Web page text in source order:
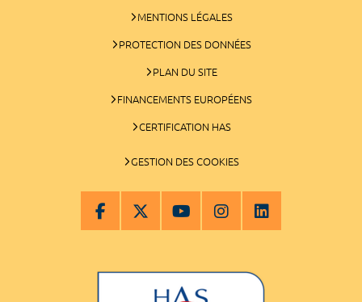
MENTIONS LÉGALES
PROTECTION DES DONNÉES
PLAN DU SITE
FINANCEMENTS EUROPÉENS
CERTIFICATION HAS
GESTION DES COOKIES